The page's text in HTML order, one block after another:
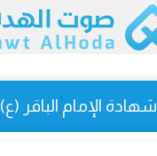
شهادة الإمام الباقر (ع)